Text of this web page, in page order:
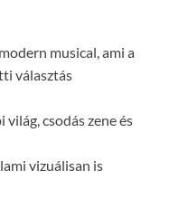
musical, ami a
választás
világ, csodás zene és
vizuálisan is